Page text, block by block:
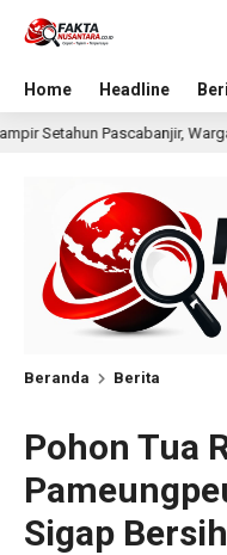
Home Headline
Masih Menunggu
Beranda Berita
Pohon Tua
Sigap